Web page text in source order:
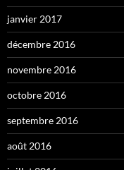
janvier 2017
décembre 2016
novembre 2016
octobre 2016
septembre 2016
août 2016